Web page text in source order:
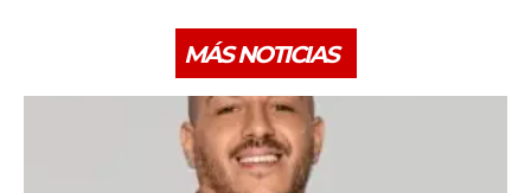
MÁS NOTICIAS